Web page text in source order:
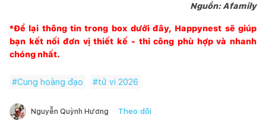
Nguồn: Afamily
*Để lại thông tin trong box dưới đây, Happynest sẽ giúp
bạn kết nối đơn vị thiết kế - thi công phù hợp và nhanh
chóng nhất.
#Cung hoàng đạo #tử vi 2026
Nguyễn Quỳnh Hương Theo dõi